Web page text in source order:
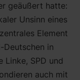
geäußert hatte:
Unsinn eines
Element
Deutschen in
Linke, SPD und
auch mit